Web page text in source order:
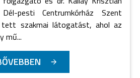
pesti Centrumkórház Szent
tett szakmai látogatást, ahol az
mű...